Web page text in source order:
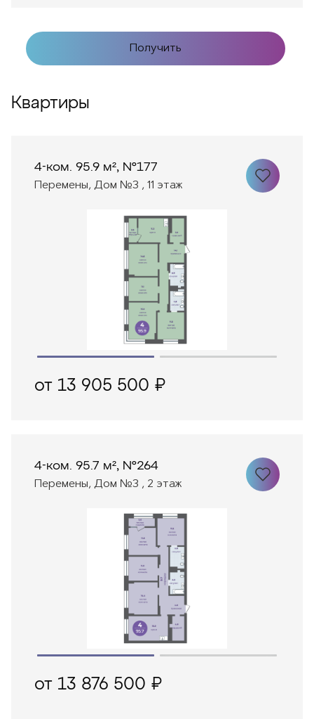
Получить
Квартиры
4-ком. 95.9 м², №177
Перемены, Дом №3 , 11 этаж
от 13 905 500 ₽
4-ком. 95.7 м², №264
Перемены, Дом №3 , 2 этаж
от 13 876 500 ₽